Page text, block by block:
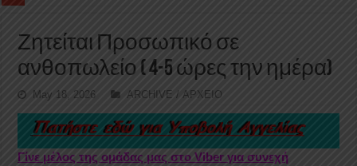
Ζητείται Προσωπικό σε
ανθοπωλείο ( 4-5 ώρες την ημέρα)
May 18, 2026 ARCHIVE / ΑΡΧΕΙΟ
Γίνε μέλος της ομάδας μας στο Viber για συνεχή